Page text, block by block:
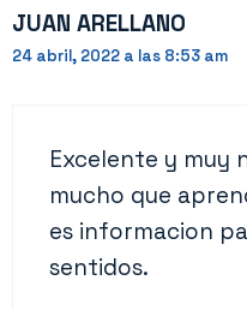
JUAN ARELLANO
24 abril, 2022 a las 8:53 am
Excelente y muy
mucho que
es informacion
sentidos.